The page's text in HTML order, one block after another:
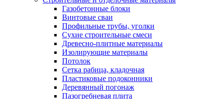
Газобетонные блоки
Винтовые сваи
Профильные трубы, уголки
Сухие строительные смеси
Древесно-плитные материалы
Изолирующие материалы
Потолок
Сетка рабица, кладочная
Пластиковые подоконники
Деревянный погонаж
Пазогребневая плита